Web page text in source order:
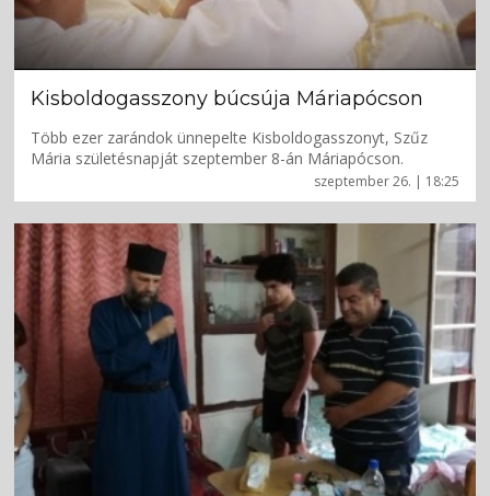
szeptember 26. | 18:25
Kisboldogasszony búcsúja Máriapócson
Több ezer zarándok ünnepelte Kisboldogasszonyt, Szűz
Mária születésnapját szeptember 8-án Máriapócson.